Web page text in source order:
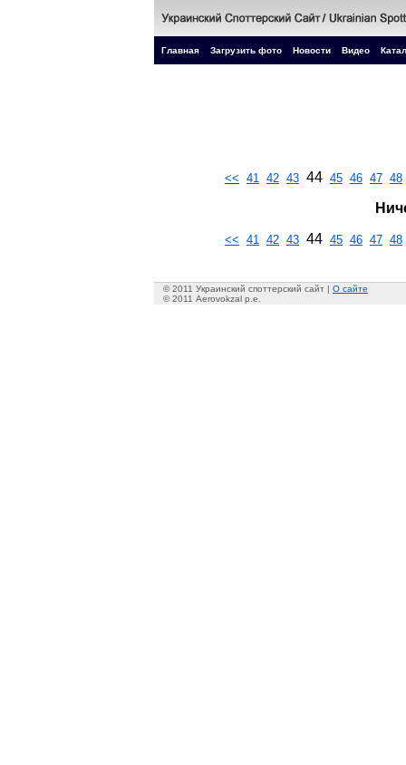
Главная Загрузить фото Новости Видео
<< 41 42 43 44 45 46 47 48
<< 41 42 43 44 45 46 47 48
© 2011 Украинский споттерский сайт | О сайте
© 2011 Aerovokzal p.e.